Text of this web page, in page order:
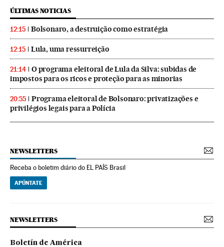
ÚLTIMAS NOTICIAS
12:15 Bolsonaro, a destruição como estratégia
12:15 Lula, uma ressurreição
21:14
O programa eleitoral de Lula da Silva: subidas de
impostos para os ricos e proteção para as minorias
20:55
Programa eleitoral de Bolsonaro: privatizações e
privilégios legais para a Polícia
NEWSLETTERS
Receba o boletim diário do EL PAÍS Brasil
APÚNTATE
NEWSLETTERS
Boletín de América